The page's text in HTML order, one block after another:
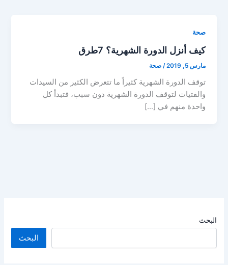
البحث
البحث
صحة
كيف أنزل الدورة الشهرية؟ 7طرق
مارس 5, 2019 /صحة
توقف الدورة الشهرية كثيراً ما تتعرض الكثير من السيدات
والفتيات لتوقف الدورة الشهرية دون سبب، فتبدأ كل
واحدة منهم في […]